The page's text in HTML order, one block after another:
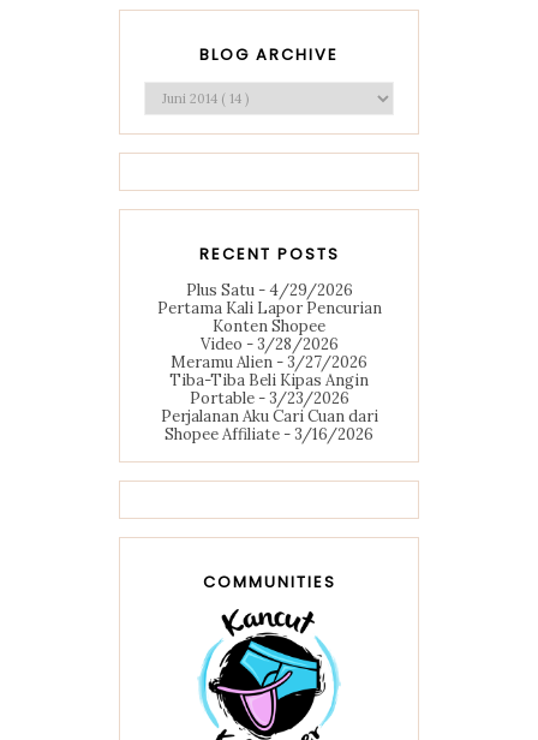
BLOG ARCHIVE
RECENT POSTS
Plus Satu- 4/29/2026
Pertama Kali Lapor Pencurian
Konten Shopee
Video - 3/28/2026
Meramu Alien - 3/27/2026
Tiba-Tiba Beli Kipas Angin
Portable- 3/23/2026
Perjalanan Aku Cari Cuan dari
Shopee Affiliate - 3/16/2026
COMMUNITIES